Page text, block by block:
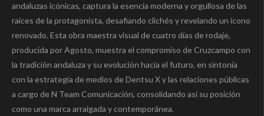
andaluzas icónicas, captura la esencia moderna y orgullosa de las
raíces de la protagonista, desafiando clichés y revelando un icono
renovado. Esta obra maestra visual de cuatro días de rodaje,
producida por Agosto, muestra el compromiso de Cruzcampo con
la tradición andaluza y su evolución hacia el futuro, en sintonía
con la estrategia de medios de Dentsu X y las relaciones públicas
a cargo de N Team Comunicación, consolidando así su posición
como una marca arraigada y contemporánea.